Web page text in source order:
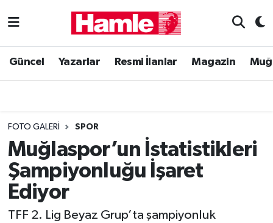
Güncel Yazarlar Resmi İlanlar Magazin
FOTO GALERI SPOR
Muğlaspor’un İstatistikleri
Şampiyonluğu İşaret
Ediyor
TFF 2. Lig Beyaz Grup’ta şampiyonluk
Güncel
Magazin
Muğla Haber
Siyaset
Muğla Nöbetçi Eczaneler
Muğla Trafik Yoğunluk Haritası
Süper Lig Puan Durumu ve Fikstür
Tüm Manşetler